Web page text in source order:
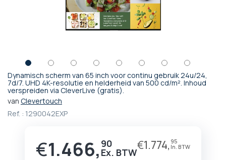
Dynamisch scherm van 65 inch voor continu gebruik 24u/24,
7d/7. UHD 4K-resolutie en helderheid van 500 cd/m². Inhoud
verspreiden via CleverLive (gratis).
van Clevertouch
Ref. : 1290042EXP
Prijs
€1.466, 90 €1.774, 95
Ga
naar
het
begin
afbeeldingen-